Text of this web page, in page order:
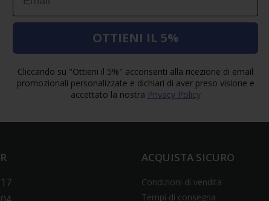
OTTIENI IL 5%
Cliccando su "Ottieni il 5%" acconsenti alla ricezione di email
promozionali personalizzate e dichiari di aver preso visione e
accettato la nostra Privacy Policy
ACQUISTA SICURO
Condizioni di vendita
Tempi di consegna